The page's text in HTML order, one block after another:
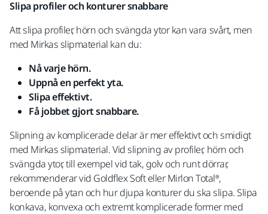
Slipa profiler och konturer snabbare
Att slipa profiler, hörn och svängda ytor kan vara svårt, men
med Mirkas slipmaterial kan du:
Nå varje hörn.
Uppnå en perfekt yta.
Slipa effektivt.
Få jobbet gjort snabbare.
Slipning av komplicerade delar är mer effektivt och smidigt
med Mirkas slipmaterial. Vid slipning av profiler, hörn och
svängda ytor, till exempel vid tak, golv och runt dörrar,
rekommenderar vid Goldflex Soft eller Mirlon Total®,
beroende på ytan och hur djupa konturer du ska slipa. Slipa
konkava, konvexa och extremt komplicerade former med